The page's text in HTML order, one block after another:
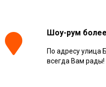
Шоу-рум
По адресу улица
всегда Вам рады!